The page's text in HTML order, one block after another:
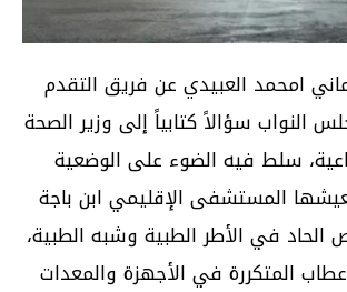
امحمد العبيدي عن فريق التقدم
النواب سؤالاً كتابياً إلى وزير الصحة
سلط فيه الضوء على الوضعية
المستشفى الإقليمي ابن باجة
الحاد في الأطر الطبية وشبه الطبية،
المتكررة في الأجهزة والمعدات